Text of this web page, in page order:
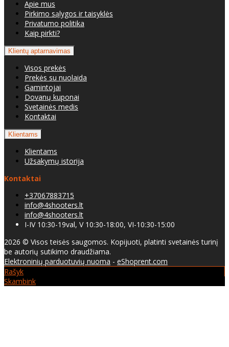
Apie mus
Pirkimo sąlygos ir taisyklės
Privatumo politika
Kaip pirkti?
Klientų aptarnavimas
Visos prekės
Prekės su nuolaida
Gamintojai
Dovanų kuponai
Svetainės medis
Kontaktai
Klientams
Klientams
Užsakymų istorija
Kontaktai
+37067883715
info@4shooters.lt
info@4shooters.lt
I-IV 10:30-19val, V 10:30-18:00, VI-10:30-15:00
2026 © Visos teisės saugomos. Kopijuoti, platinti svetainės turinį
be autorių sutikimo draudžiama.
Elektroninių parduotuvių nuoma - eShoprent.com
Rašyk
Skambink